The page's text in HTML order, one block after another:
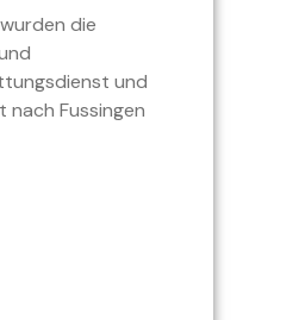
die
und
nach Fussingen